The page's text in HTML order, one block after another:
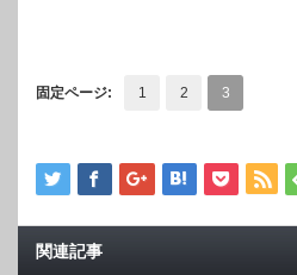
固定ページ: 1 2 3
関連記事